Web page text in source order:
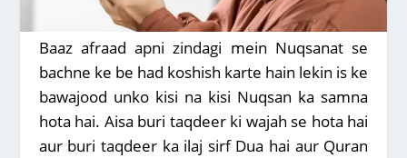
Baaz afraad apni zindagi mein Nuqsanat se
bachne ke be had koshish karte hain lekin is ke
bawajood unko kisi na kisi Nuqsan ka samna
hota hai. Aisa buri taqdeer ki wajah se hota hai
aur buri taqdeer ka ilaj sirf Dua hai aur Quran